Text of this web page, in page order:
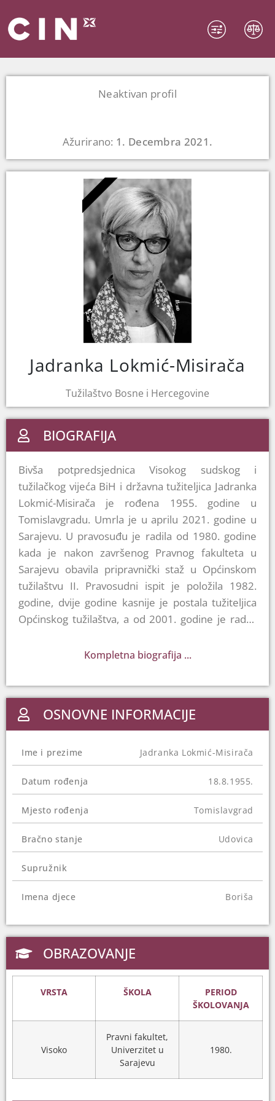
Neaktivan profil
Ažurirano: 1. Decembra 2021.
Jadranka Lokmić-Misirača
Tužilaštvo Bosne i Hercegovine
BIOGRAFIJA
Bivša potpredsjednica Visokog sudskog i
tužilačkog vijeća BiH i državna tužiteljica Jadranka
Lokmić-Misirača je rođena 1955. godine u
Tomislavgradu. Umrla je u aprilu 2021. godine u
Sarajevu. U pravosuđu je radila od 1980. godine
kada je nakon završenog Pravnog fakulteta u
Sarajevu obavila pripravnički staž u Općinskom
tužilaštvu II. Pravosudni ispit je položila 1982.
godine, dvije godine kasnije je postala tužiteljica
Općinskog tužilaštva, a od 2001. godine je radila
Tužiteljica Tužilaštva BiH postaje 2003. godine, a
Advokatski ispit je položila 2014. godine. Za
članicu VSTV-a je imenovana 2012, a
potpredsjednica je bila od 2013. do 2020. godine.
Kompletna biografija ...
OSNOVNE INFORMACIJE
Ime i prezime Jadranka Lokmić-Misirača
Datum rođenja 18.8.1955.
Mjesto rođenja Tomislavgrad
Bračno stanje Udovica
Supružnik
Imena djece Boriša
OBRAZOVANJE
VRSTA ŠKOLA
PERIOD
ŠKOLOVANJA
Visoko
Pravni fakultet,
Univerzitet u
Sarajevu
1980.